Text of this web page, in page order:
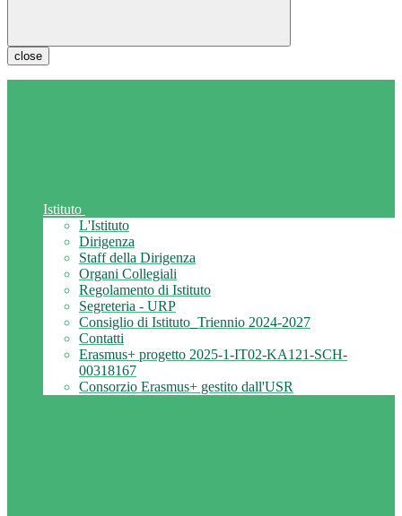
close
Istituto
L'Istituto
Dirigenza
Staff della Dirigenza
Organi Collegiali
Regolamento di Istituto
Segreteria - URP
Consiglio di Istituto_Triennio 2024-2027
Contatti
Erasmus+ progetto 2025-1-IT02-KA121-SCH-
00318167
Consorzio Erasmus+ gestito dall'USR